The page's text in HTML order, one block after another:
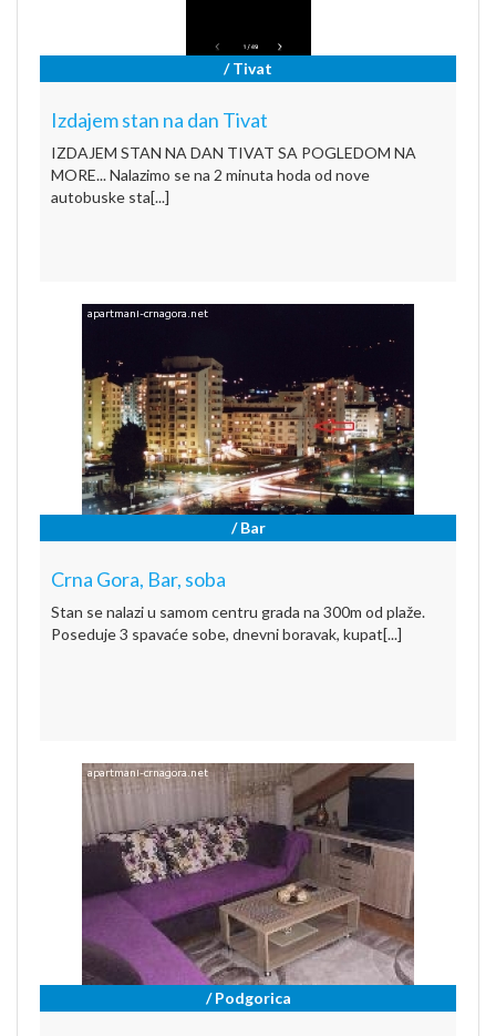
/ Tivat
Izdajem stan na dan Tivat
IZDAJEM STAN NA DAN TIVAT SA POGLEDOM NA
MORE... Nalazimo se na 2 minuta hoda od nove
autobuske sta[...]
/ Bar
Crna Gora, Bar, soba
Stan se nalazi u samom centru grada na 300m od plaže.
Poseduje 3 spavaće sobe, dnevni boravak, kupat[...]
/ Podgorica